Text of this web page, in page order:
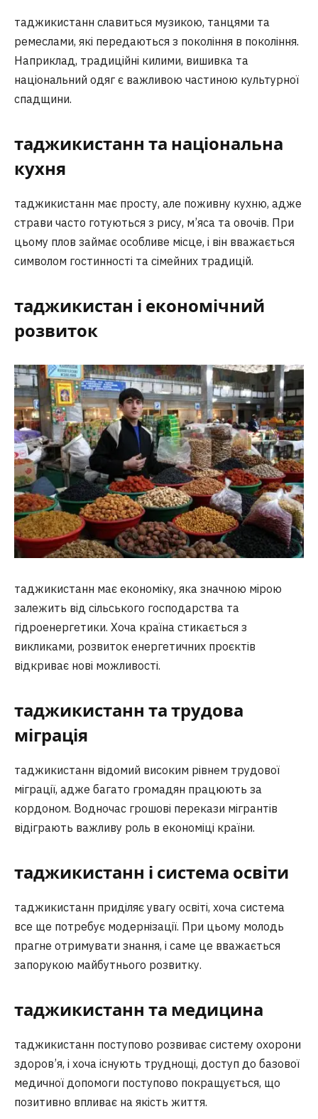
таджикистанн славиться музикою, танцями та
ремеслами, які передаються з покоління в покоління.
Наприклад, традиційні килими, вишивка та
національний одяг є важливою частиною культурної
спадщини.
таджикистанн та національна
кухня
таджикистанн має просту, але поживну кухню, адже
страви часто готуються з рису, м’яса та овочів. При
цьому плов займає особливе місце, і він вважається
символом гостинності та сімейних традицій.
таджикистан і економічний
розвиток
таджикистанн має економіку, яка значною мірою
залежить від сільського господарства та
гідроенергетики. Хоча країна стикається з
викликами, розвиток енергетичних проєктів
відкриває нові можливості.
таджикистанн та трудова
міграція
таджикистанн відомий високим рівнем трудової
міграції, адже багато громадян працюють за
кордоном. Водночас грошові перекази мігрантів
відіграють важливу роль в економіці країни.
таджикистанн і система освіти
таджикистанн приділяє увагу освіті, хоча система
все ще потребує модернізації. При цьому молодь
прагне отримувати знання, і саме це вважається
запорукою майбутнього розвитку.
таджикистанн та медицина
таджикистанн поступово розвиває систему охорони
здоров’я, і хоча існують труднощі, доступ до базової
медичної допомоги поступово покращується, що
позитивно впливає на якість життя.